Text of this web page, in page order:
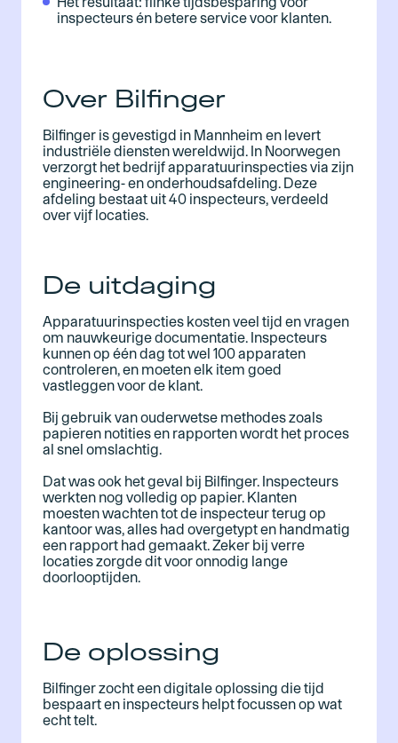
inspecteurs én betere service voor klanten.
Over Bilfinger
Bilfinger is gevestigd in Mannheim en levert
industriële diensten wereldwijd. In Noorwegen
verzorgt het bedrijf apparatuurinspecties via zijn
engineering- en onderhoudsafdeling. Deze
afdeling bestaat uit 40 inspecteurs, verdeeld
over vijf locaties.
De uitdaging
Apparatuurinspecties kosten veel tijd en vragen
om nauwkeurige documentatie. Inspecteurs
kunnen op één dag tot wel 100 apparaten
controleren, en moeten elk item goed
vastleggen voor de klant.
Bij gebruik van ouderwetse methodes zoals
papieren notities en rapporten wordt het proces
al snel omslachtig.
Dat was ook het geval bij Bilfinger. Inspecteurs
werkten nog volledig op papier. Klanten
moesten wachten tot de inspecteur terug op
kantoor was, alles had overgetypt en handmatig
een rapport had gemaakt. Zeker bij verre
locaties zorgde dit voor onnodig lange
doorlooptijden.
De oplossing
Bilfinger zocht een digitale oplossing die tijd
bespaart en inspecteurs helpt focussen op wat
echt telt.